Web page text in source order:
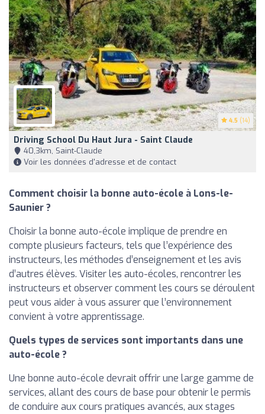
4.5 (14)
Driving School Du Haut Jura - Saint Claude
40,3km, Saint-Claude
Voir les données d'adresse et de contact
Comment choisir la bonne auto-école à Lons-le-
Saunier ?
Choisir la bonne auto-école implique de prendre en
compte plusieurs facteurs, tels que l’expérience des
instructeurs, les méthodes d’enseignement et les avis
d’autres élèves. Visiter les auto-écoles, rencontrer les
instructeurs et observer comment les cours se déroulent
peut vous aider à vous assurer que l’environnement
convient à votre apprentissage.
Quels types de services sont importants dans une
auto-école ?
Une bonne auto-école devrait offrir une large gamme de
services, allant des cours de base pour obtenir le permis
de conduire aux cours pratiques avancés, aux stages